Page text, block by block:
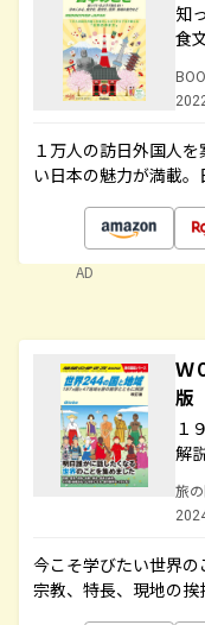
知
食
１万人の訪日外国人
い日本の魅力が満載。
AD
Ｗ
版
１
解
旅
今こそ学びたい世界の
宗教、特長、現地の挨